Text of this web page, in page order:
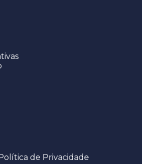
de Privacidade